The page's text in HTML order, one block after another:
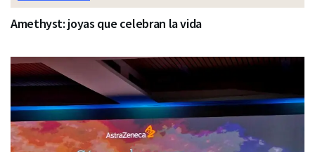
Amethyst: joyas que celebran la vida